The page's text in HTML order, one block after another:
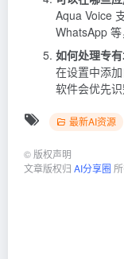
Aqua Voice
WhatsApp 等
如何处理专有
在设置中添
软件会优先识
最新AI资源
© 版权声明
文章版权归 AI分享圈